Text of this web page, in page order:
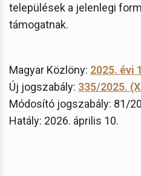
települések a jelenlegi
támogatnak.
Magyar Közlöny: 2025. évi
Új jogszabály: 335/2025.
Módosító jogszabály: 81/
Hatály: 2026. április 10.